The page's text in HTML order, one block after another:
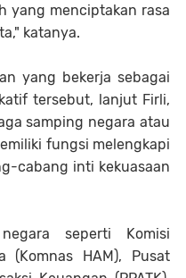
yang menciptakan rasa
katanya.
yang bekerja sebagai
tersebut, lanjut Firli,
samping negara atau
fungsi melengkapi
cabang inti kekuasaan
seperti Komisi
(Komnas HAM), Pusat